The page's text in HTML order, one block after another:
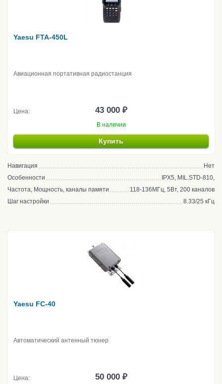
Yaesu FTA-450L
Авиационная портативная радиостанция
Цена: 43 000 ₽
В наличии
Купить
Навигация
Нет
Особенности
IPX5, MIL.STD-810,
Частота, Мощность, каналы памяти
118-136МГц, 5Вт, 200 каналов
Шаг настройки
8.33/25 кГц
Yaesu FC-40
Автоматический антенный тюнер
Цена: 50 000 ₽